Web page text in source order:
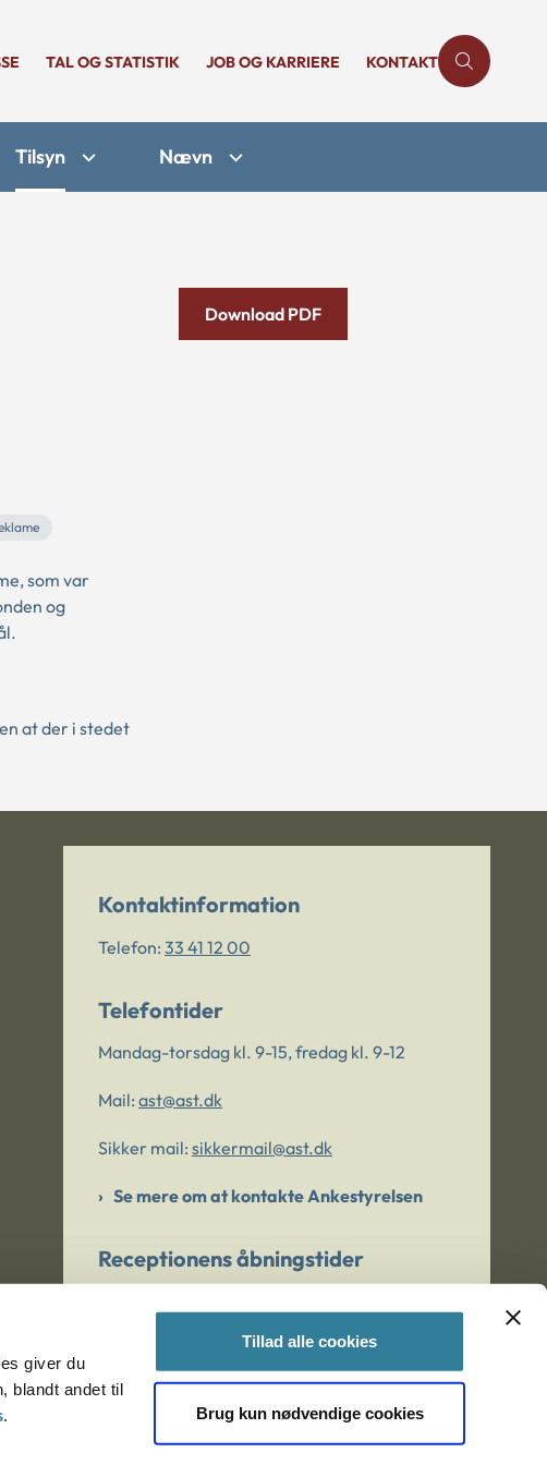
giver du
blandt andet til
.
Tillad alle cookies
Brug kun nødvendige cookies
TAL OG STATISTIK JOB OG KARRIERE KONTAKT
Tilsyn Nævn
som var
og
at der i stedet
Download PDF
Kontaktinformation
Telefon: 33 41 12 00
Telefontider
Mandag-torsdag kl. 9-15, fredag kl. 9-12
Mail: ast@ast.dk
Sikker mail: sikkermail@ast.dk
Se mere om at kontakte Ankestyrelsen
Receptionens åbningstider
Er du bekymret for et barn/en ung?